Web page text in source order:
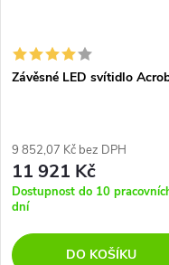
Závěsné LED svítidlo
9 852,07 Kč bez DPH
11 921 Kč
Dostupnost do 10
dní
DO KOŠÍKU